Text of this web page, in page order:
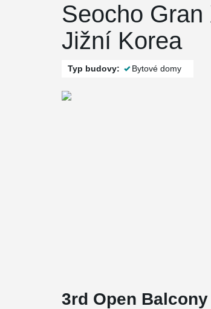
Seocho
Jižní Korea
Typ budovy: Bytové domy
3rd Open